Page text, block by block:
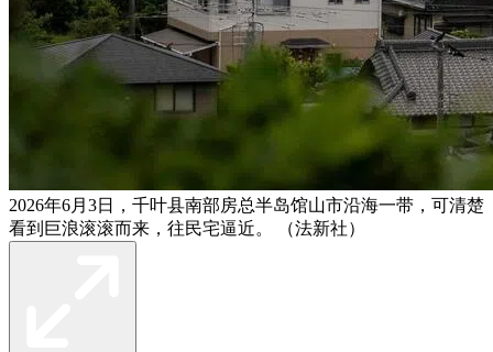
2026年6月3日，千叶县南部房总半岛馆山市沿海一带，可清楚
看到巨浪滚滚而来，往民宅逼近。 （法新社）